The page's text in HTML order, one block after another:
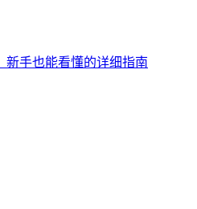
新手也能看懂的详细指南